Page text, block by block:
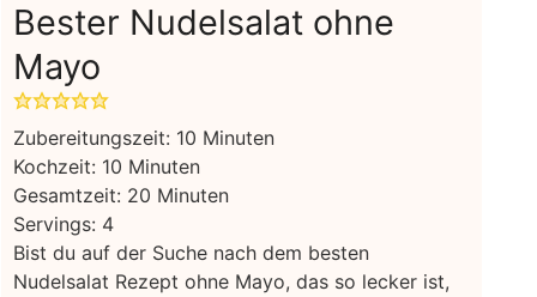
Bester Nudelsalat ohne
Mayo
Zubereitungszeit: 10 Minuten
Minuten
Kochzeit: 10 Minuten
Minuten
Gesamtzeit: 20 Minuten
Minuten
Servings: 4
Bist du auf der Suche nach dem besten
Nudelsalat Rezept ohne Mayo, das so lecker ist,